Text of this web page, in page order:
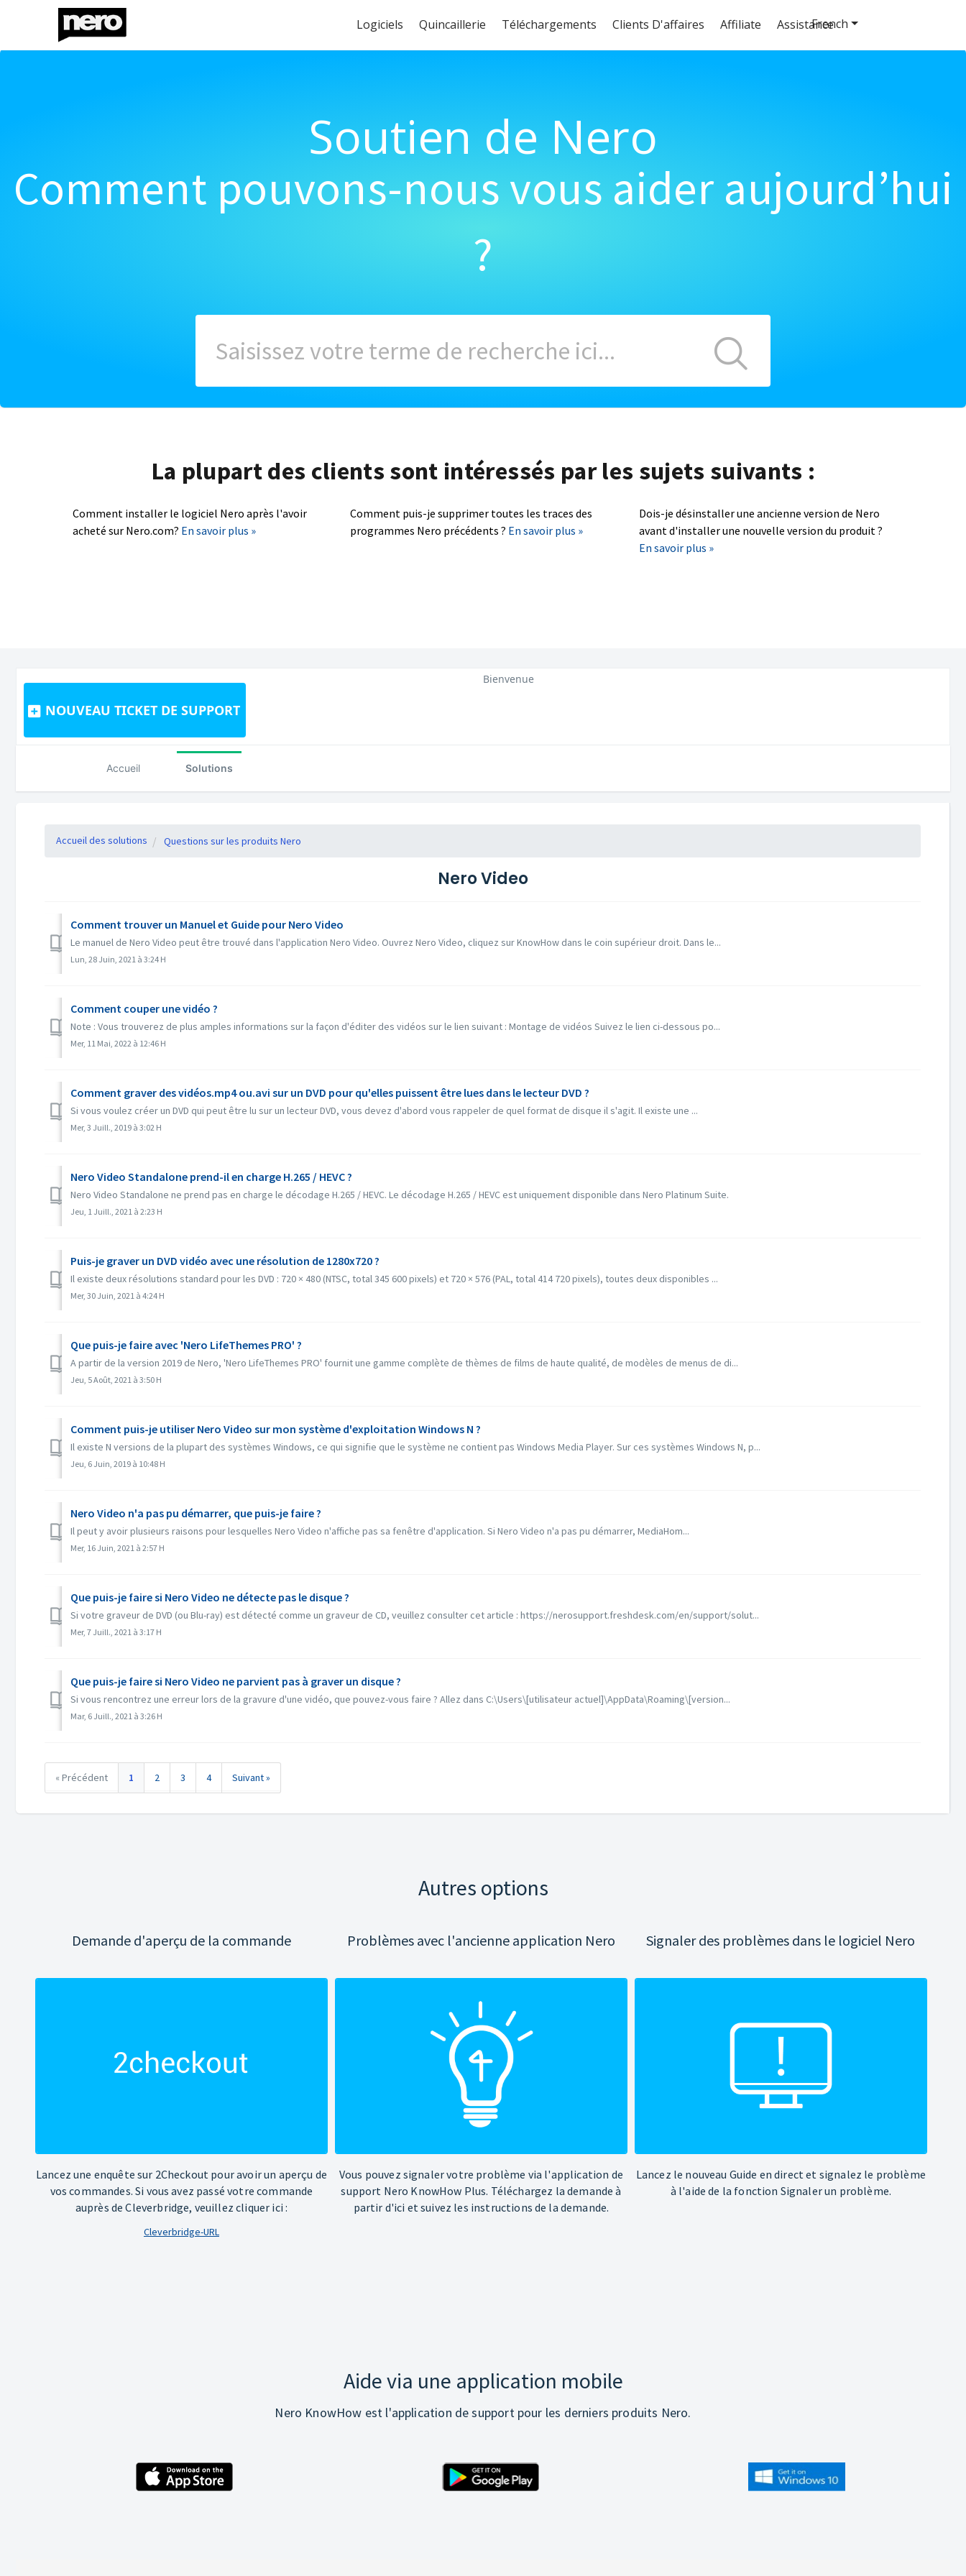
Logiciels Quincaillerie Téléchargements Clients D'affaires Affiliate Assistance
Soutien de Nero
Comment pouvons-nous vous aider aujourd’hui
?
La plupart des clients sont intéressés par les sujets suivants :
Comment installer le logiciel Nero après l'avoir
acheté sur Nero.com? En savoir plus »
Comment puis-je supprimer toutes les traces des
programmes Nero précédents ? En savoir plus »
Dois-je désinstaller une ancienne version de Nero
avant d'installer une nouvelle version du produit ?
En savoir plus »
NOUVEAU TICKET DE SUPPORT
French
Bienvenue
Accueil Solutions
Accueil des solutions Questions sur les produits Nero
Nero Video
Comment trouver un Manuel et Guide pour Nero Video
Le manuel de Nero Video peut être trouvé dans l'application Nero Video. Ouvrez Nero Video, cliquez sur KnowHow dans le coin supérieur droit. Dans le...
Lun, 28 Juin, 2021 à 3:24 H
Comment couper une vidéo ?
Note : Vous trouverez de plus amples informations sur la façon d'éditer des vidéos sur le lien suivant : Montage de vidéos Suivez le lien ci-dessous po...
Mer, 11 Mai, 2022 à 12:46 H
Comment graver des vidéos.mp4 ou.avi sur un DVD pour qu'elles puissent être lues dans le lecteur DVD ?
Si vous voulez créer un DVD qui peut être lu sur un lecteur DVD, vous devez d'abord vous rappeler de quel format de disque il s'agit. Il existe une ...
Mer, 3 Juill., 2019 à 3:02 H
Nero Video Standalone prend-il en charge H.265 / HEVC ?
Nero Video Standalone ne prend pas en charge le décodage H.265 / HEVC. Le décodage H.265 / HEVC est uniquement disponible dans Nero Platinum Suite.
Jeu, 1 Juill., 2021 à 2:23 H
Puis-je graver un DVD vidéo avec une résolution de 1280x720 ?
Il existe deux résolutions standard pour les DVD : 720 × 480 (NTSC, total 345 600 pixels) et 720 × 576 (PAL, total 414 720 pixels), toutes deux disponibles ...
Mer, 30 Juin, 2021 à 4:24 H
Que puis-je faire avec 'Nero LifeThemes PRO' ?
A partir de la version 2019 de Nero, 'Nero LifeThemes PRO' fournit une gamme complète de thèmes de films de haute qualité, de modèles de menus de di...
Jeu, 5 Août, 2021 à 3:50 H
Comment puis-je utiliser Nero Video sur mon système d'exploitation Windows N ?
Il existe N versions de la plupart des systèmes Windows, ce qui signifie que le système ne contient pas Windows Media Player. Sur ces systèmes Windows N, p...
Jeu, 6 Juin, 2019 à 10:48 H
Nero Video n'a pas pu démarrer, que puis-je faire ?
Il peut y avoir plusieurs raisons pour lesquelles Nero Video n'affiche pas sa fenêtre d'application. Si Nero Video n'a pas pu démarrer, MediaHom...
Mer, 16 Juin, 2021 à 2:57 H
Que puis-je faire si Nero Video ne détecte pas le disque ?
Si votre graveur de DVD (ou Blu-ray) est détecté comme un graveur de CD, veuillez consulter cet article : https://nerosupport.freshdesk.com/en/support/solut...
Mer, 7 Juill., 2021 à 3:17 H
Que puis-je faire si Nero Video ne parvient pas à graver un disque ?
Si vous rencontrez une erreur lors de la gravure d'une vidéo, que pouvez-vous faire ? Allez dans C:\Users\[utilisateur actuel]\AppData\Roaming\[version...
Mar, 6 Juill., 2021 à 3:26 H
« Précédent 1 2 3 4 Suivant »
Autres options
Demande d'aperçu de la commande
Lancez une enquête sur 2Checkout pour avoir un aperçu de
vos commandes. Si vous avez passé votre commande
auprès de Cleverbridge, veuillez cliquer ici :
Cleverbridge-URL
Problèmes avec l'ancienne application Nero
Vous pouvez signaler votre problème via l'application de
support Nero KnowHow Plus. Téléchargez la demande à
partir d'ici et suivez les instructions de la demande.
Signaler des problèmes dans le logiciel Nero
Lancez le nouveau Guide en direct et signalez le problème
à l'aide de la fonction Signaler un problème.
Aide via une application mobile
Nero KnowHow est l'application de support pour les derniers produits Nero.